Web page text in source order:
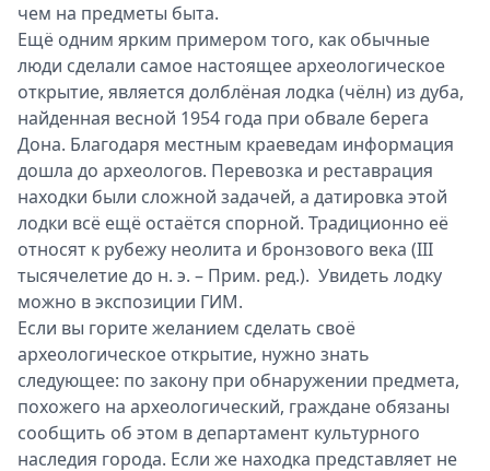
чем на предметы быта.
Ещё одним ярким примером того, как обычные
люди сделали самое настоящее археологическое
открытие, является долблёная лодка (чёлн) из дуба,
найденная весной 1954 года при обвале берега
Дона. Благодаря местным краеведам информация
дошла до археологов. Перевозка и реставрация
находки были сложной задачей, а датировка этой
лодки всё ещё остаётся спорной. Традиционно её
относят к рубежу неолита и бронзового века (III
тысячелетие до н. э. – Прим. ред.). Увидеть лодку
можно в экспозиции ГИМ.
Если вы горите желанием сделать своё
археологическое открытие, нужно знать
следующее: по закону при обнаружении предмета,
похожего на археологический, граждане обязаны
сообщить об этом в департамент культурного
наследия города. Если же находка представляет не